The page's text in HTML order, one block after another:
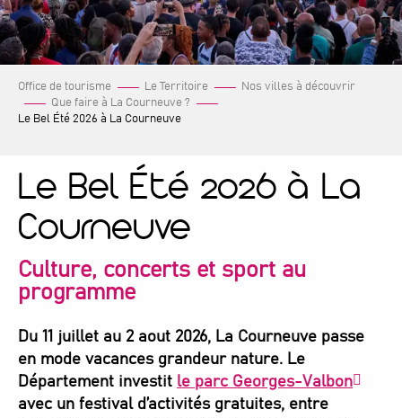
Office de tourisme Le Territoire
Nos villes à découvrir
Que faire à La Courneuve ?
Le Bel Été 2026 à La Courneuve
Le Bel Été 2026 à La
Courneuve
Culture, concerts et sport au
programme
Du 11 juillet au 2 aout 2026, La Courneuve passe
en mode vacances grandeur nature. Le
Département investit le parc Georges-Valbon
avec un festival d’activités gratuites, entre